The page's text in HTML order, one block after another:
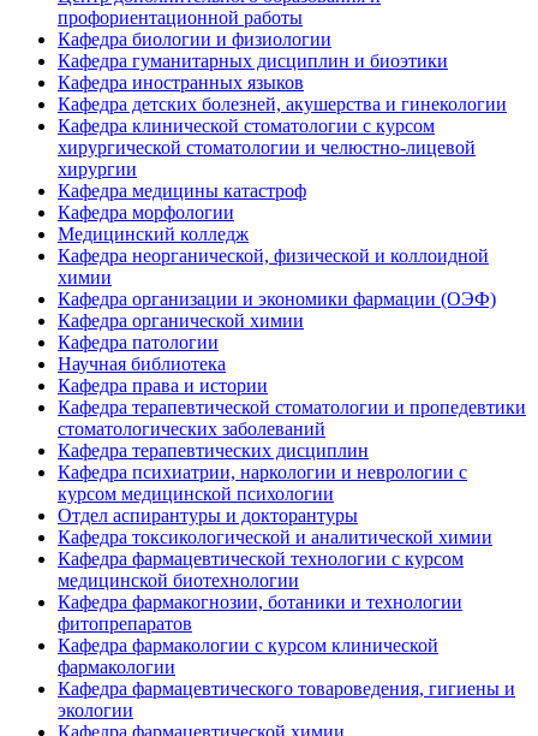
профориентационной работы
Кафедра биологии и физиологии
Кафедра гуманитарных дисциплин и биоэтики
Кафедра иностранных языков
Кафедра детских болезней, акушерства и гинекологии
Кафедра клинической стоматологии с курсом
хирургической стоматологии и челюстно-лицевой
хирургии
Кафедра медицины катастроф
Кафедра морфологии
Медицинский колледж
Кафедра неорганической, физической и коллоидной
химии
Кафедра организации и экономики фармации (ОЭФ)
Кафедра органической химии
Кафедра патологии
Научная библиотека
Кафедра права и истории
Кафедра терапевтической стоматологии и пропедевтики
стоматологических заболеваний
Кафедра терапевтических дисциплин
Кафедра психиатрии, наркологии и неврологии с
курсом медицинской психологии
Отдел аспирантуры и докторантуры
Кафедра токсикологической и аналитической химии
Кафедра фармацевтической технологии с курсом
медицинской биотехнологии
Кафедра фармакогнозии, ботаники и технологии
фитопрепаратов
Кафедра фармакологии с курсом клинической
фармакологии
Кафедра фармацевтического товароведения, гигиены и
экологии
Кафедра фармацевтической химии